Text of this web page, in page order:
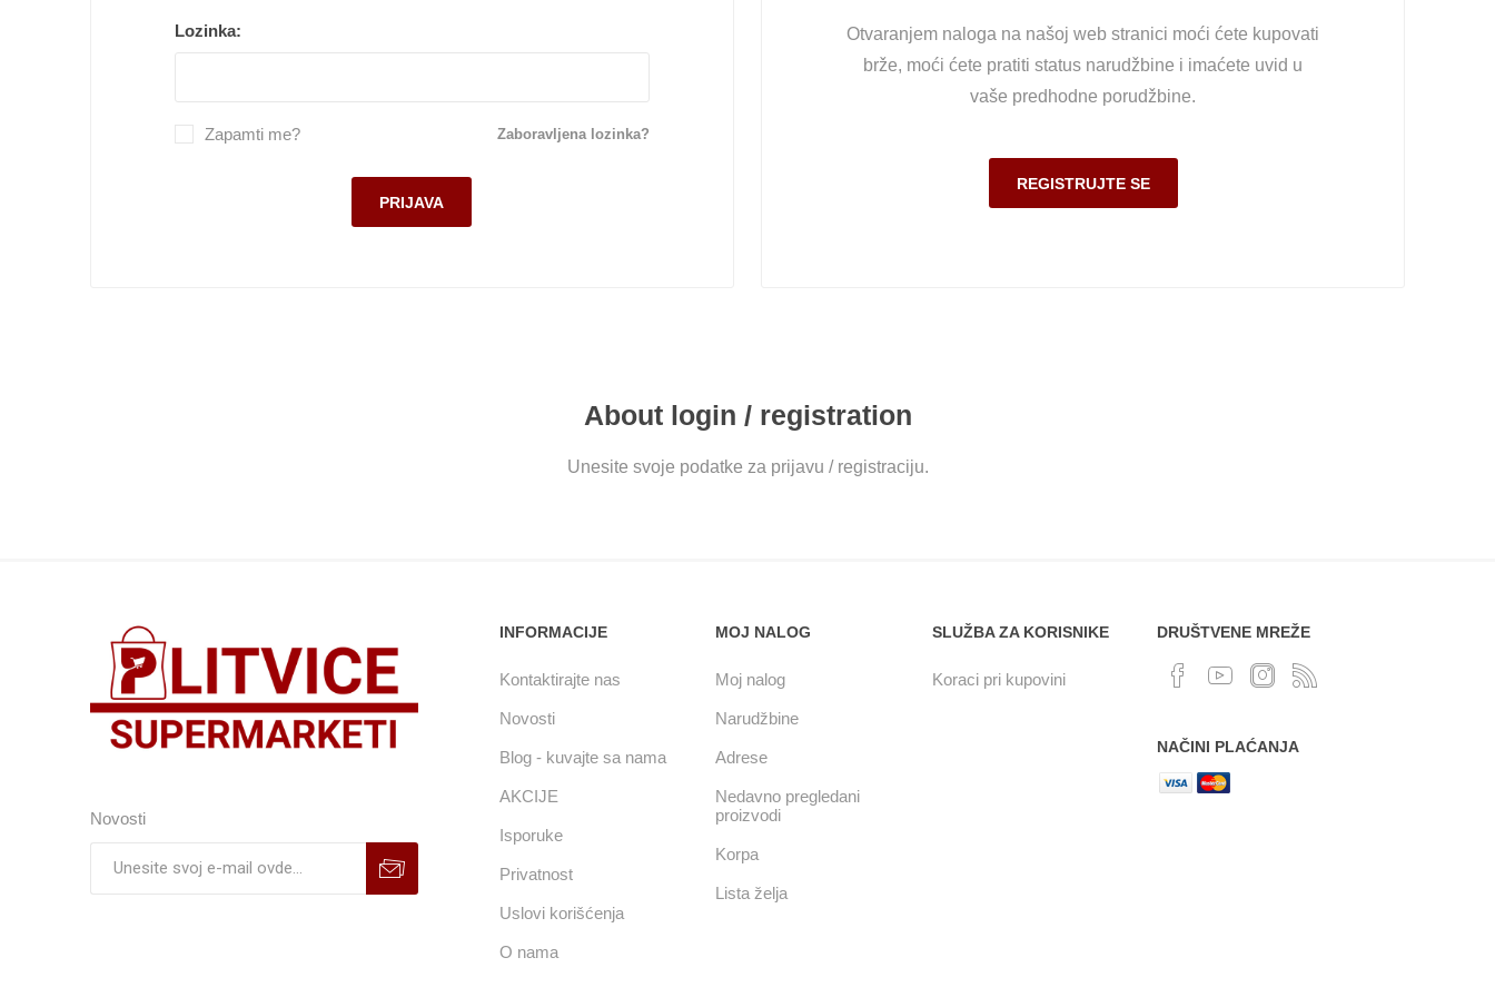
Smrznuti proizvodi
Lična higijena
Kuvana jela
Otvaranjem naloga na našoj web stranici moći ćete kupovati
brže, moći ćete pratiti status narudžbine i imaćete uvid u
vaše predhodne porudžbine.
Lozinka:
Zaboravljena lozinka?
Zapamti me?
About login / registration
Unesite svoje podatke za prijavu / registraciju.
Novosti
INFORMACIJE
Kontaktirajte nas
Novosti
Blog - kuvajte sa nama
AKCIJE
Isporuke
Privatnost
Uslovi korišćenja
O nama
MOJ NALOG
Moj nalog
Narudžbine
Adrese
Nedavno pregledani
proizvodi
Korpa
Lista želja
SLUŽBA ZA KORISNIKE
Koraci pri kupovini
DRUŠTVENE MREŽE
NAČINI PLAĆANJA